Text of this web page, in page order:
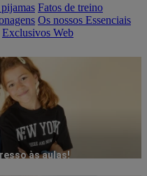
Fatos de treino
Os nossos Essenciais
Exclusivos Web
às aulas!